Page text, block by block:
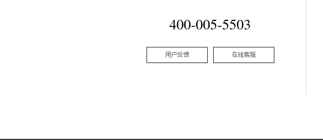
400-005-5503
用户反馈 在线客服